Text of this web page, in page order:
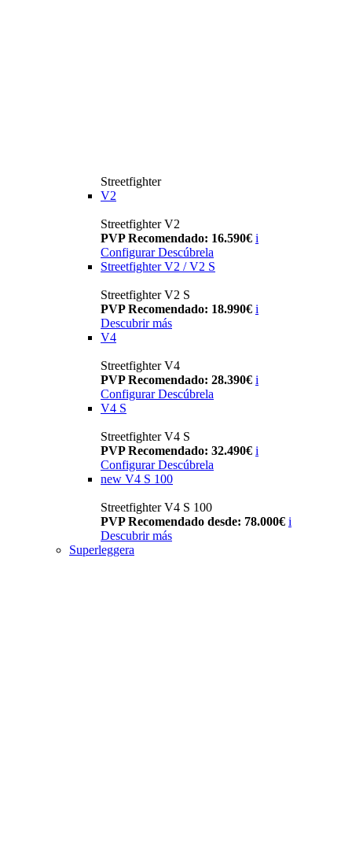
Streetfighter
V2
Streetfighter V2
PVP Recomendado: 16.590€ i
Configurar Descúbrela
Streetfighter V2 / V2 S
Streetfighter V2 S
PVP Recomendado: 18.990€ i
Descubrir más
V4
Streetfighter V4
PVP Recomendado: 28.390€ i
Configurar Descúbrela
V4 S
Streetfighter V4 S
PVP Recomendado: 32.490€ i
Configurar Descúbrela
new V4 S 100
Streetfighter V4 S 100
PVP Recomendado desde: 78.000€ i
Descubrir más
Superleggera